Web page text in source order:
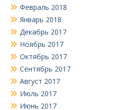
Февраль 2018
Январь 2018
Декабрь 2017
Ноябрь 2017
Октябрь 2017
Сентябрь 2017
Август 2017
Июль 2017
Июнь 2017